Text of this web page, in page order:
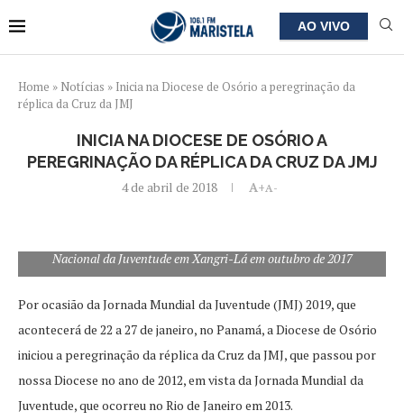
AO VIVO
Home » Notícias » Inicia na Diocese de Osório a peregrinação da
réplica da Cruz da JMJ
INICIA NA DIOCESE DE OSÓRIO A
PEREGRINAÇÃO DA RÉPLICA DA CRUZ DA JMJ
4 de abril de 2018 A+A-
Nacional da Juventude em Xangri-Lá em outubro de 2017
Por ocasião da Jornada Mundial da Juventude (JMJ) 2019, que
acontecerá de 22 a 27 de janeiro, no Panamá, a Diocese de Osório
iniciou a peregrinação da réplica da Cruz da JMJ, que passou por
nossa Diocese no ano de 2012, em vista da Jornada Mundial da
Juventude, que ocorreu no Rio de Janeiro em 2013.